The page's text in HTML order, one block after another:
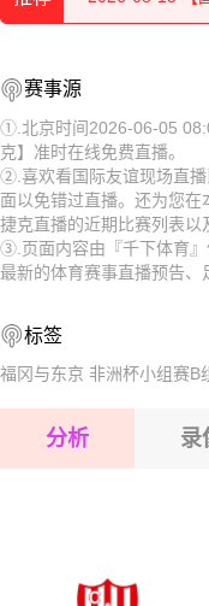
2026-08-15 【
2026-08-15 【
2026-08-15 【
2026-08-15 【
2026-08-15 【
2026-08-15 【
2026-08-15 【
赛事源
①.北京时间2026-06-05
克】准时在线免费直播。
②.喜欢看国际友谊现场直
面以免错过直播。还为您在
捷克直播的近期比赛列表以
③.页面内容由『千下体育
最新的体育赛事直播预告、
标签
福冈与东京 非洲杯小组赛B
分析 录